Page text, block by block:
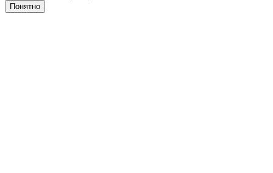
Понятно